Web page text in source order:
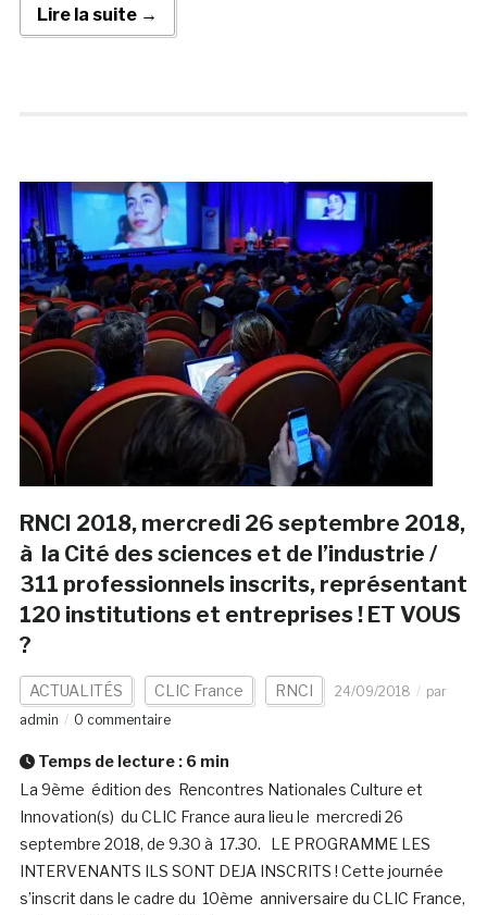
Lire la suite →
RNCI 2018, mercredi 26 septembre 2018,
à la Cité des sciences et de l’industrie /
311 professionnels inscrits, représentant
120 institutions et entreprises ! ET VOUS
?
ACTUALITÉS CLIC France RNCI 24/09/2018
par
admin
0 commentaire
Temps de lecture : 6 min
La 9ème édition des Rencontres Nationales Culture et
Innovation(s) du CLIC France aura lieu le mercredi 26
septembre 2018, de 9.30 à 17.30. LE PROGRAMME LES
INTERVENANTS ILS SONT DEJA INSCRITS ! Cette journée
s’inscrit dans le cadre du 10ème anniversaire du CLIC France,